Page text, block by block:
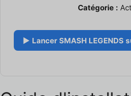
Catégorie :
▶ Lancer SMASH LEGENDS